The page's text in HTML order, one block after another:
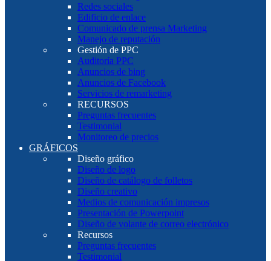
Redes sociales
Edificio de enlace
Comunicado de prensa Marketing
Manejo de reputación
Gestión de PPC
Auditoría PPC
Anuncios de bing
Anuncios de Facebook
Servicios de remarketing
RECURSOS
Preguntas frecuentes
Testimonial
Monitoreo de precios
GRÁFICOS
Diseño gráfico
Diseño de logo
Diseño de catálogo de folletos
Diseño creativo
Medios de comunicación impresos
Presentación de Powerpoint
Diseño de volante de correo electrónico
Recursos
Preguntas frecuentes
Testimonial